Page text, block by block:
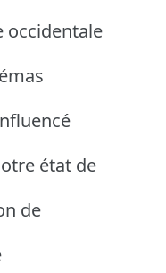
occidentale
état de
de